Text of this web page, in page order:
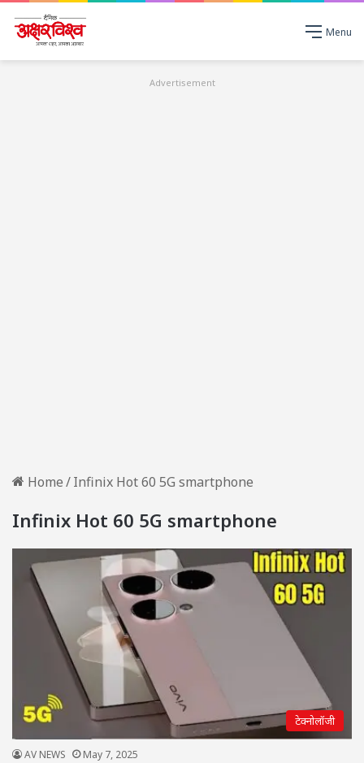
Menu
Advertisement
Home/Infinix Hot 60 5G smartphone
Infinix Hot 60 5G smartphone
टेक्नोलॉजी
AV NEWS May 7, 2025